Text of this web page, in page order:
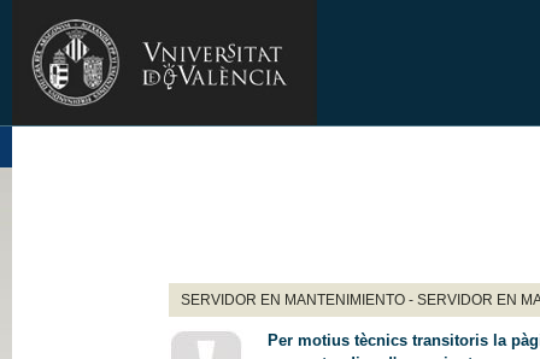
SERVIDOR EN MANTENIMIENTO - SERVIDOR EN
Per motius tècnics transitoris la